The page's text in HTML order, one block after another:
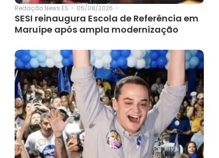
Redação News ES - 05/08/2026 -
SESI reinaugura Escola de Referência em
Maruípe após ampla modernização